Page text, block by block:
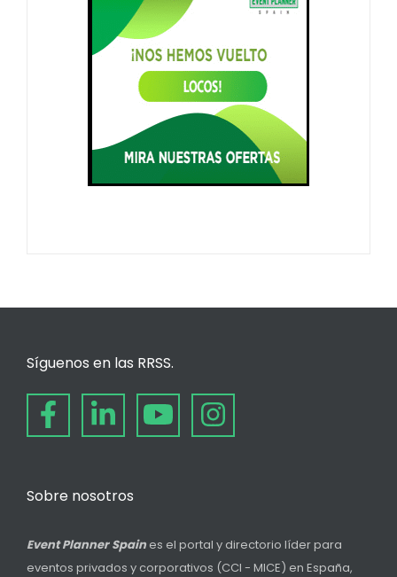
Síguenos en las RRSS.
Sobre nosotros
Event Planner Spain es el portal y directorio líder para
eventos privados y corporativos (CCI - MICE) en España,